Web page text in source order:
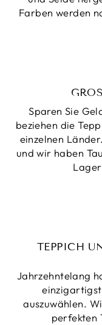
Farben werden
Sparen Sie
beziehen die
einzelnen
und wir haben
TEPPICH
Jahrzehntelang
auszuwählen.
perfekten